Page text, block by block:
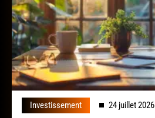
Investissement 24 juillet 2026